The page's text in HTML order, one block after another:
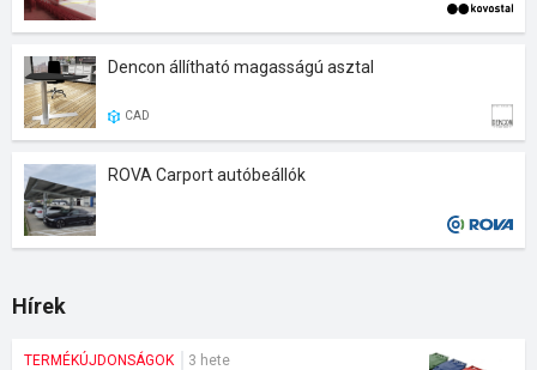
Dencon állítható magasságú asztal
CAD
ROVA Carport autóbeállók
Hírek
TERMÉKÚJDONSÁGOK 3 hete